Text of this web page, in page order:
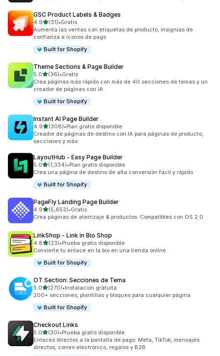
GSC Product Labels & Badges
4.9de 5 estrellas
(31)
31 reseñas en total
•Gratis
Aumenta las ventas con etiquetas de producto, insignias de
confianza e íconos de pago
Built for Shopify
Theme Sections & Page Builder
5.0de 5 estrellas
(36)
36 reseñas en total
•Gratis
Crea páginas más rápido con más de 40 secciones de temas y un
creador de páginas con IA
Built for Shopify
Instant AI Page Builder
4.9de 5 estrellas
(308)
308 reseñas en total
•Plan gratis disponible
Creador de páginas de destino con IA para páginas de producto,
secciones y más
LayoutHub ‑ Easy Page Builder
5.0de 5 estrellas
(1,334)
1334 reseñas en total
•Plan gratis disponible
Crea una página de destino de alta conversión fácil y rápido
Built for Shopify
PageFly Landing Page Builder
4.9de 5 estrellas
(5,653)
5653 reseñas en total
•Gratis
Crea páginas de aterrizaje & productos. Compatibles con OS 2.0
LinkShop ‑ Link in Bio Shop
4.8de 5 estrellas
(23)
23 reseñas en total
•Prueba gratis disponible
Convierte tu enlace en la bio en una tienda online
Built for Shopify
OT Section: Secciones de Tema
5.0de 5 estrellas
(270)
270 reseñas en total
•Instalación gratuita
200+ secciones, plantillas y bloques para cualquier página
Built for Shopify
Checkout Links
5.0de 5 estrellas
(30)
30 reseñas en total
•Prueba gratis disponible
Enlaces directos a la pantalla de pago: Meta, TikTok, mensajes
directos, correo electrónico, regalos y B2B